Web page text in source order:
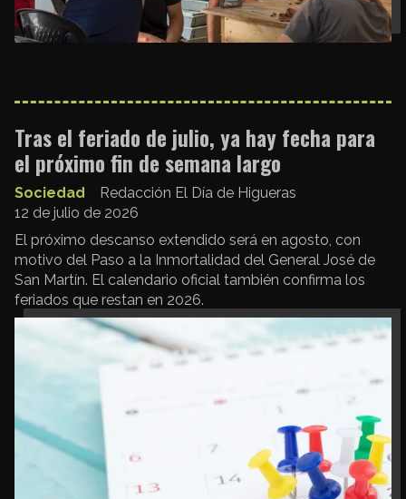
Tras el feriado de julio, ya hay fecha para
el próximo fin de semana largo
Redacción El Día de Higueras
Sociedad
12 de julio de 2026
El próximo descanso extendido será en agosto, con
motivo del Paso a la Inmortalidad del General José de
San Martín. El calendario oficial también confirma los
feriados que restan en 2026.